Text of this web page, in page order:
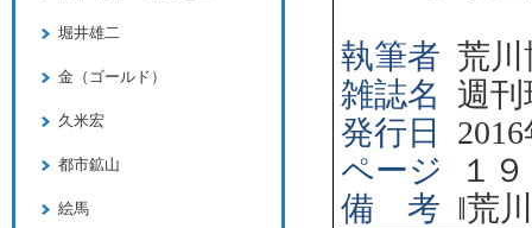
執筆者 荒川
雑誌名
週刊
発行日
2016
ページ
１
備 考 ‖荒
堀井雄二
金（ゴールド）
久米宏
都市鉱山
絵馬